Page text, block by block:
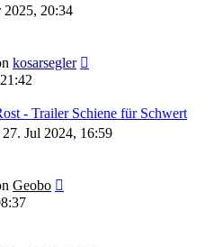
20:34
kosarsegler
- Trailer Schiene für Schwert
27. Jul 2024, 16:59
Geobo